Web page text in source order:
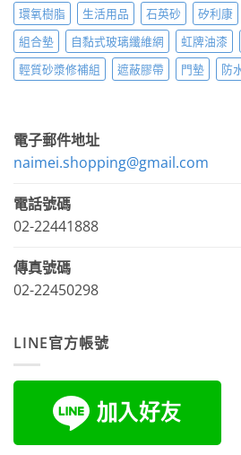
環氧樹脂
生活用品 石英砂 矽利康
組合墊
自黏式玻璃纖維網 虹牌油漆
輕質砂漿修補組
遮蔽膠帶 門墊 防
電子郵件地址
naimei.shopping@gmail.com
電話號碼
02-22441888
傳真號碼
02-22450298
LINE官方帳號